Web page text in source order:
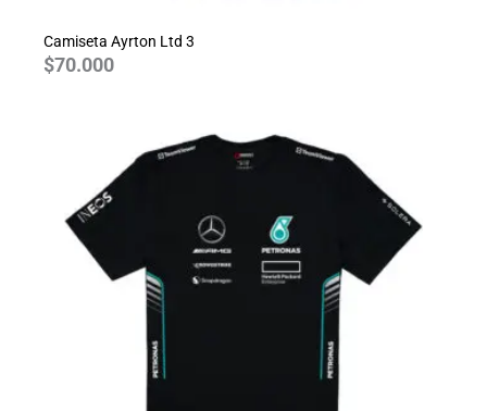
Camiseta Ayrton Ltd 3
$70.000